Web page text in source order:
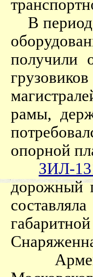
В период
получили
рамы,
опорной
ЗИЛ-
дорожный